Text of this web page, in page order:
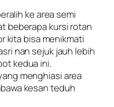
ke area semi
beberapa kursi rotan
kita bisa menikmati
nan sejuk jauh lebih
kedua ini.
menghiasi area
kesan teduh